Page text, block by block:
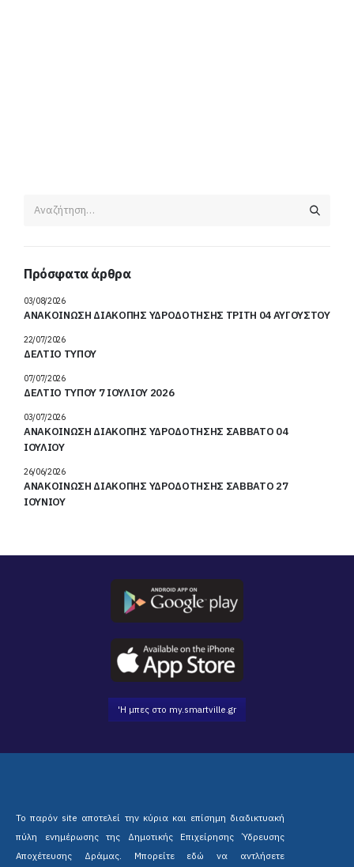
Πρόσφατα άρθρα
ΑΝΑΚΟΙΝΩΣΗ ΔΙΑΚΟΠΗΣ ΥΔΡΟΔΟΤΗΣΗΣ ΤΡΙΤΗ 04 ΑΥΓΟΥΣΤΟΥ
03/08/2026
ΔΕΛΤΙΟ ΤΥΠΟΥ
22/07/2026
ΔΕΛΤΙΟ ΤΥΠΟΥ 7 ΙΟΥΛΙΟΥ 2026
07/07/2026
ΑΝΑΚΟΙΝΩΣΗ ΔΙΑΚΟΠΗΣ ΥΔΡΟΔΟΤΗΣΗΣ ΣΑΒΒΑΤΟ 04
ΙΟΥΛΙΟΥ
03/07/2026
ΑΝΑΚΟΙΝΩΣΗ ΔΙΑΚΟΠΗΣ ΥΔΡΟΔΟΤΗΣΗΣ ΣΑΒΒΑΤΟ 27
ΙΟΥΝΙΟΥ
26/06/2026
'Η μπες στο my.smartville.gr
Το παρόν site αποτελεί την κύρια και επίσημη διαδικτυακή
πύλη ενημέρωσης της Δημοτικής Επιχείρησης Ύδρευσης
Αποχέτευσης Δράμας. Μπορείτε εδώ να αντλήσετε